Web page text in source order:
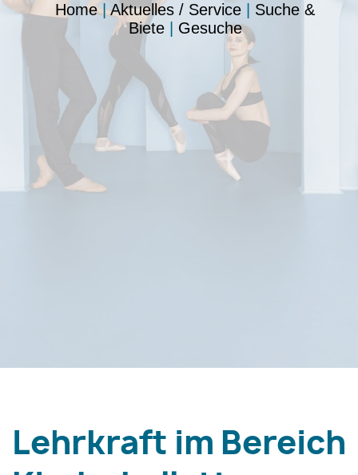
Home|Aktuelles / Service
Suche &
Biete| Gesuche
Lehrkraft im Bereich